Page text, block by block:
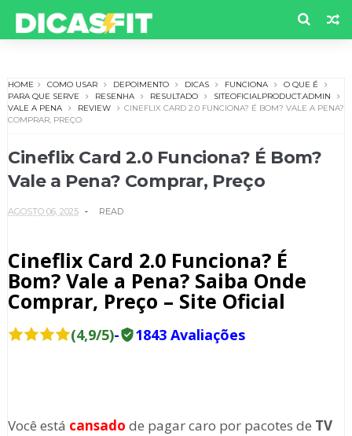
HOME COMO USAR DEPOIMENTO DICAS FUNCIONA
O QUE É
PARA QUE SERVE
RESENHA RESULTADO
SITEOFICIALPRODUCT.ADMIN
VALE A PENA
REVIEW
CINEFLIX CARD 2.0 FUNCIONA? É BOM? VALE A PENA?
COMPRAR, PREÇO
Cineflix Card 2.0 Funciona? É Bom?
Vale a Pena? Comprar, Preço
AGOSTO 06, 2025 READ
Cineflix Card 2.0 Funciona? É
Bom? Vale a Pena? Saiba Onde
Comprar, Preço – Site Oficial
(4,9/5)- 1843 Avaliações
Você está cansado de pagar caro por pacotes de TV